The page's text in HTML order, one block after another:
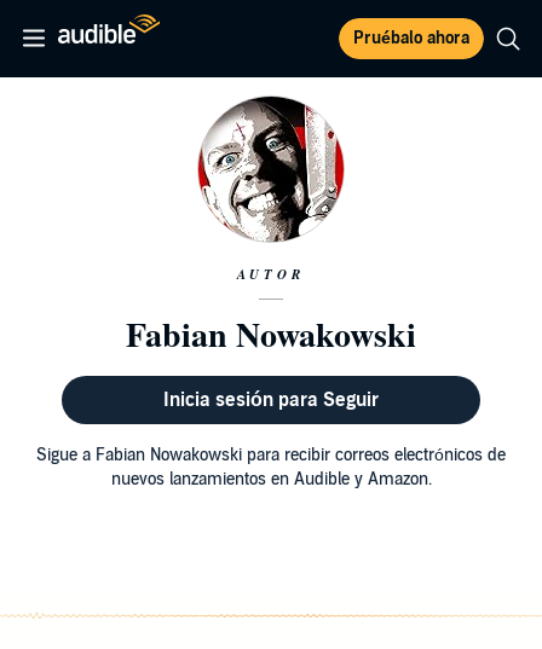
Pruébalo ahora
AUTOR
Fabian Nowakowski
Inicia sesión para Seguir
Sigue a Fabian Nowakowski para recibir correos electrónicos de
nuevos lanzamientos en Audible y Amazon.